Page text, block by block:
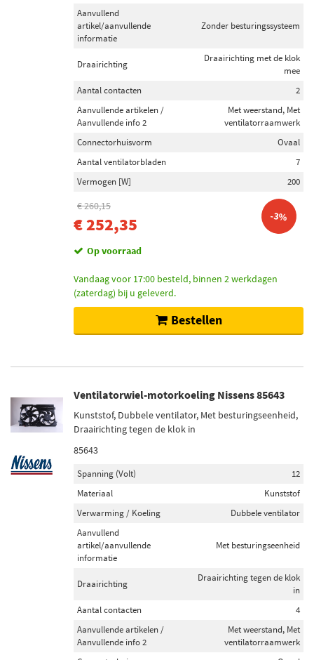
Aanvullend
artikel/aanvullende
informatie
Zonder besturingssysteem
Draairichting
Draairichting met de klok
mee
Aantal contacten
2
Aanvullende artikelen /
Aanvullende info 2
Met weerstand, Met
ventilatorraamwerk
Connectorhuisvorm
Ovaal
Aantal ventilatorbladen
7
Vermogen [W]
200
€ 260,15
€ 252,35 -3%
Op voorraad
Vandaag voor 17:00 besteld, binnen 2 werkdagen
(zaterdag) bij u geleverd.
Bestellen
Ventilatorwiel-motorkoeling Nissens 85643
Kunststof, Dubbele ventilator, Met besturingseenheid,
Draairichting tegen de klok in
85643
Spanning (Volt)
12
Materiaal
Kunststof
Verwarming / Koeling
Dubbele ventilator
Aanvullend
artikel/aanvullende
informatie
Met besturingseenheid
Draairichting
Draairichting tegen de klok
in
Aantal contacten
4
Aanvullende artikelen /
Aanvullende info 2
Met weerstand, Met
ventilatorraamwerk